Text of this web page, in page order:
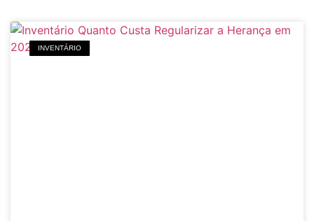
INVENTÁRIO